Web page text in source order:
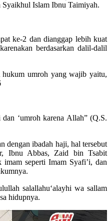
Syaikhul Islam Ibnu Taimiyah.
ke-2 dan dianggap lebih kuat
berdasarkan dalil-dalil
hukum umroh yang wajib yaitu,
‘umroh karena Allah” (Q.S.
dengan ibadah haji, hal tersebut
Ibnu Abbas, Zaid bin Tsabit
imam seperti Imam Syafi’i, dan
salallahu‘alayhi wa sallam
hidupnya.